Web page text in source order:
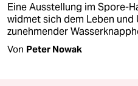
Eine Ausstellung im Spore-
widmet sich dem Leben und
zunehmender
Von Peter Nowak